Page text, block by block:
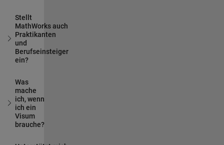
Stellt
MathWorks auch
Praktikanten
und
Berufseinsteiger
ein?
Was
mache
ich, wenn
ich ein
Visum
brauche?